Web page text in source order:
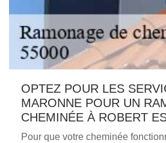
OPTEZ POUR LES
MARONNE POUR UN
CHEMINÉE À ROBERT
Pour que votre cheminée